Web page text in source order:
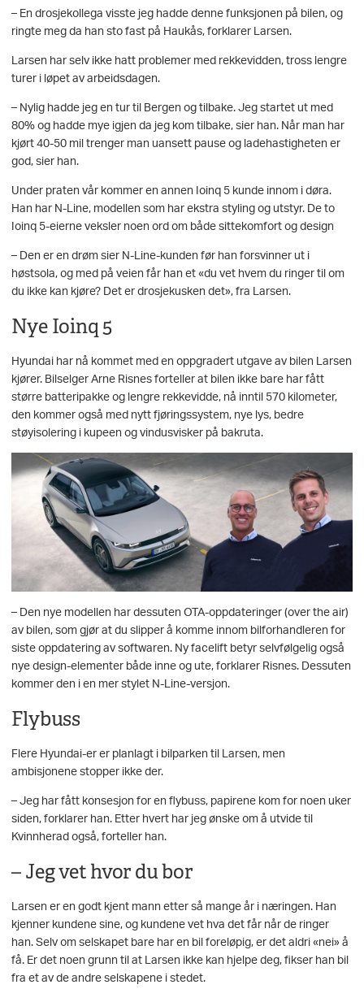
– En drosjekollega visste jeg hadde denne funksjonen på bilen, og
ringte meg da han sto fast på Haukås, forklarer Larsen.
Larsen har selv ikke hatt problemer med rekkevidden, tross lengre
turer i løpet av arbeidsdagen.
– Nylig hadde jeg en tur til Bergen og tilbake. Jeg startet ut med
80% og hadde mye igjen da jeg kom tilbake, sier han. Når man har
kjørt 40-50 mil trenger man uansett pause og ladehastigheten er
god, sier han.
Under praten vår kommer en annen Ioinq 5 kunde innom i døra.
Han har N-Line, modellen som har ekstra styling og utstyr. De to
Ioinq 5-eierne veksler noen ord om både sittekomfort og design
– Den er en drøm sier N-Line-kunden før han forsvinner ut i
høstsola, og med på veien får han et «du vet hvem du ringer til om
du ikke kan kjøre? Det er drosjekusken det», fra Larsen.
Nye Ioinq 5
Hyundai har nå kommet med en oppgradert utgave av bilen Larsen
kjører. Bilselger Arne Risnes forteller at bilen ikke bare har fått
større batteripakke og lengre rekkevidde, nå inntil 570 kilometer,
den kommer også med nytt fjøringssystem, nye lys, bedre
støyisolering i kupeen og vindusvisker på bakruta.
– Den nye modellen har dessuten OTA-oppdateringer (over the air)
av bilen, som gjør at du slipper å komme innom bilforhandleren for
siste oppdatering av softwaren. Ny facelift betyr selvfølgelig også
nye design-elementer både inne og ute, forklarer Risnes. Dessuten
kommer den i en mer stylet N-Line-versjon.
Flybuss
Flere Hyundai-er er planlagt i bilparken til Larsen, men
ambisjonene stopper ikke der.
– Jeg har fått konsesjon for en flybuss, papirene kom for noen uker
siden, forklarer han. Etter hvert har jeg ønske om å utvide til
Kvinnherad også, forteller han.
– Jeg vet hvor du bor
Larsen er en godt kjent mann etter så mange år i næringen. Han
kjenner kundene sine, og kundene vet hva det får når de ringer
han. Selv om selskapet bare har en bil foreløpig, er det aldri «nei» å
få. Er det noen grunn til at Larsen ikke kan hjelpe deg, fikser han bil
fra et av de andre selskapene i stedet.